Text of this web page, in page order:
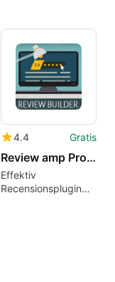
4.4 Gratis
Review amp Product Review by Review Builder
Effektiv
Recensionsplugin